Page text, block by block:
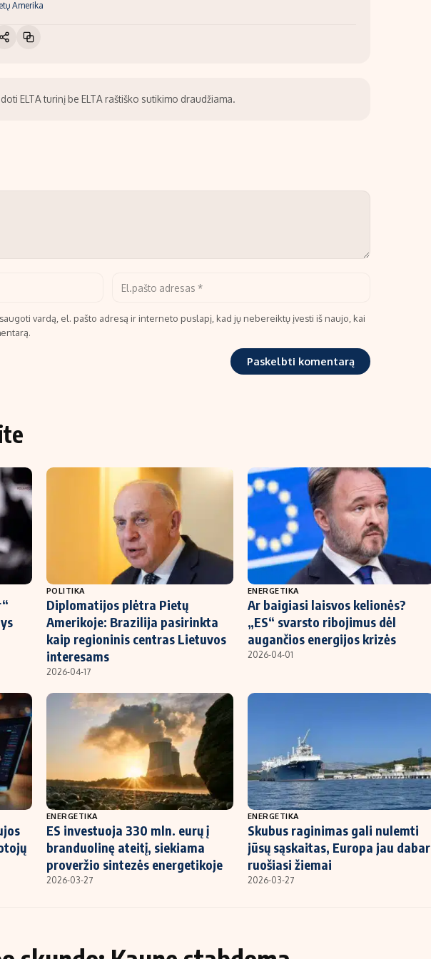
Amerika
ELTA turinį be ELTA raštiško sutikimo draudžiama.
vardą, el. pašto adresą ir interneto puslapį, kad jų nebereiktų įvesti iš naujo, kai
POLITIKA
Diplomatijos plėtra Pietų
Amerikoje: Brazilija pasirinkta
kaip regioninis centras Lietuvos
interesams
2026-04-17
ENERGETIKA
Ar baigiasi laisvos kelionės?
„ES“ svarsto ribojimus dėl
augančios energijos krizės
2026-04-01
ENERGETIKA
ES investuoja 330 mln. eurų į
branduolinę ateitį, siekiama
proveržio sintezės energetikoje
2026-03-27
ENERGETIKA
Skubus raginimas gali nulemti
jūsų sąskaitas, Europa jau dabar
ruošiasi žiemai
2026-03-27